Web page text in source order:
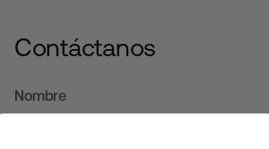
Contáctanos
Nombre